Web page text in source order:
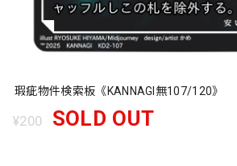
瑕疵物件検索板《KANNAGI無107/120》
¥200 SOLD OUT